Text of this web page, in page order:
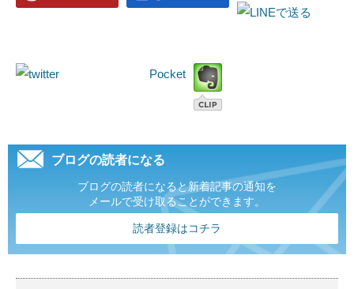
Pocket
ブログの読者になる
ブログの読者になると新着記事の通知を
メールで受け取ることができます。
読者登録はコチラ